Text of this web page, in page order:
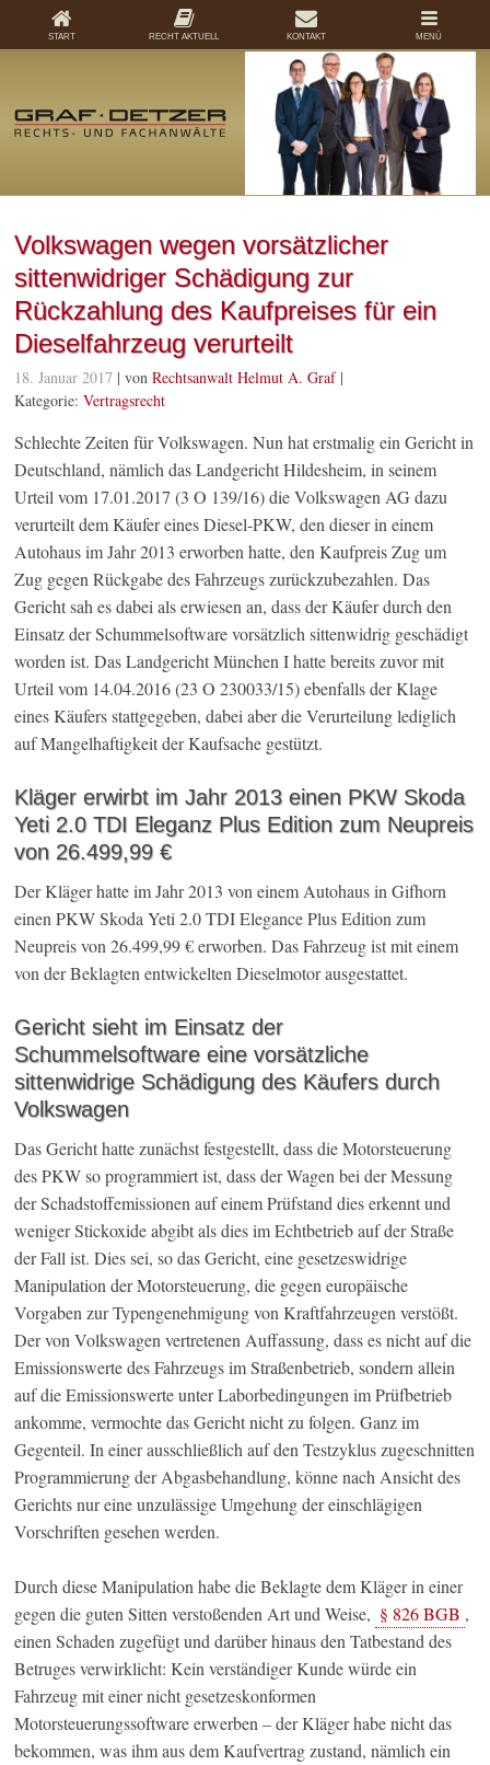
Volkswagen wegen vorsätzlicher
sittenwidriger Schädigung zur
Rückzahlung des Kaufpreises für ein
Dieselfahrzeug verurteilt
18. Januar 2017 | vonRechtsanwalt Helmut A. Graf|
Kategorie:Vertragsrecht
Schlechte Zeiten für Volkswagen. Nun hat erstmalig ein Gericht in
Deutschland, nämlich das Landgericht Hildesheim, in seinem
Urteil vom 17.01.2017 (3 O 139/16) die Volkswagen AG dazu
verurteilt dem Käufer eines Diesel-PKW, den dieser in einem
Autohaus im Jahr 2013 erworben hatte, den Kaufpreis Zug um
Zug gegen Rückgabe des Fahrzeugs zurückzubezahlen. Das
Gericht sah es dabei als erwiesen an, dass der Käufer durch den
Einsatz der Schummelsoftware vorsätzlich sittenwidrig geschädigt
worden ist. Das Landgericht München I hatte bereits zuvor mit
Urteil vom 14.04.2016 (23 O 230033/15) ebenfalls der Klage
eines Käufers stattgegeben, dabei aber die Verurteilung lediglich
auf Mangelhaftigkeit der Kaufsache gestützt.
Kläger erwirbt im Jahr 2013 einen PKW Skoda
Yeti 2.0 TDI Eleganz Plus Edition zum Neupreis
von 26.499,99 €
Der Kläger hatte im Jahr 2013 von einem Autohaus in Gifhorn
einen PKW Skoda Yeti 2.0 TDI Elegance Plus Edition zum
Neupreis von 26.499,99 € erworben. Das Fahrzeug ist mit einem
von der Beklagten entwickelten Dieselmotor ausgestattet.
Gericht sieht im Einsatz der
Schummelsoftware eine vorsätzliche
sittenwidrige Schädigung des Käufers durch
Volkswagen
Das Gericht hatte zunächst festgestellt, dass die Motorsteuerung
des PKW so programmiert ist, dass der Wagen bei der Messung
der Schadstoffemissionen auf einem Prüfstand dies erkennt und
weniger Stickoxide abgibt als dies im Echtbetrieb auf der Straße
der Fall ist. Dies sei, so das Gericht, eine gesetzeswidrige
Manipulation der Motorsteuerung, die gegen europäische
Vorgaben zur Typengenehmigung von Kraftfahrzeugen verstößt.
Der von Volkswagen vertretenen Auffassung, dass es nicht auf die
Emissionswerte des Fahrzeugs im Straßenbetrieb, sondern allein
auf die Emissionswerte unter Laborbedingungen im Prüfbetrieb
ankomme, vermochte das Gericht nicht zu folgen. Ganz im
Gegenteil. In einer ausschließlich auf den Testzyklus zugeschnitten
Programmierung der Abgasbehandlung, könne nach Ansicht des
Gerichts nur eine unzulässige Umgehung der einschlägigen
Vorschriften gesehen werden.
Durch diese Manipulation habe die Beklagte dem Kläger in einer
gegen die guten Sitten verstoßenden Art und Weise, § 826 BGB ,
einen Schaden zugefügt und darüber hinaus den Tatbestand des
Betruges verwirklicht: Kein verständiger Kunde würde ein
Fahrzeug mit einer nicht gesetzeskonformen
Motorsteuerungssoftware erwerben – der Kläger habe nicht das
bekommen, was ihm aus dem Kaufvertrag zustand, nämlich ein
START RECHT AKTUELL KONTAKT MENÜ